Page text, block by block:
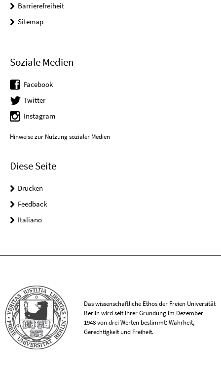
Barrierefreiheit
Sitemap
Soziale Medien
Facebook
Twitter
Instagram
Hinweise zur Nutzung sozialer Medien
Diese Seite
Drucken
Feedback
Italiano
Das wissenschaftliche Ethos der Freien Universität
Berlin wird seit ihrer Gründung im Dezember
1948 von drei Werten bestimmt: Wahrheit,
Gerechtigkeit und Freiheit.